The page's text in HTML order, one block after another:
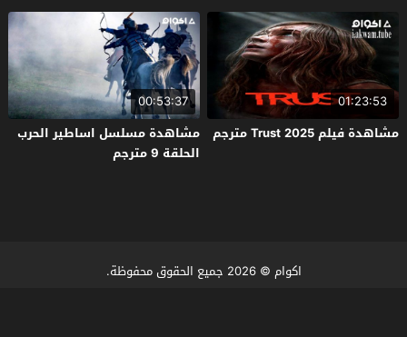
01:23:53
مشاهدة فيلم Trust 2025 مترجم
00:53:37
مشاهدة مسلسل اساطير الحرب
الحلقة 9 مترجم
اكوام © 2026 جميع الحقوق محفوظة.